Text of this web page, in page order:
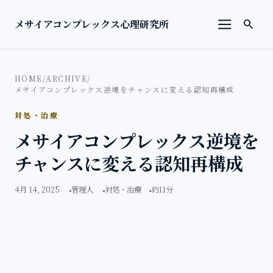
メサイアコンプレックス心理研究所
メニュー
検索を
search
HOME/ARCHIVE/
メサイアコンプレックス逆境をチャンスに変える認知再構成
対処・治療
メサイアコンプレックス逆境を
チャンスに変える認知再構成
4月 14, 2025 管理人 対処・治療 約11分